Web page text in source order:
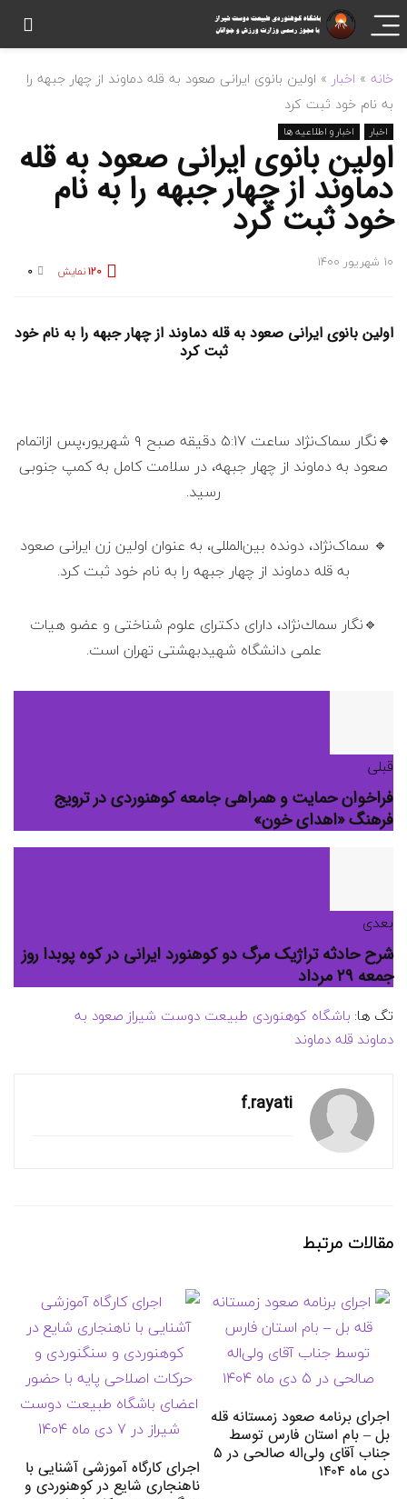
خانه » اخبار » اولین بانوی ایرانی صعود به قله دماوند از چهار جبهه را
به نام خود ثبت کرد
اخبار اخبار و اطلاعیه ها
اولین بانوی ایرانی صعود به قله
دماوند از چهار جبهه را به نام
خود ثبت کرد
10 شهریور 1400 120نمایش 0
اولین بانوی ایرانی صعود به قله دماوند از چهار جبهه را به نام خود
ثبت کرد
🔹نگار سماک‌نژاد ساعت ۵:۱۷ دقیقه صبح ۹ شهریور،پس ازاتمام
صعود به دماوند از چهار جبهه، در سلامت کامل به کمپ جنوبی
رسید.
🔹 سماک‌نژاد، دونده‌ بین‌المللی، به عنوان اولین زن ایرانی صعود
به قله دماوند از چهار جبهه را به نام خود ثبت کرد.
🔹نگار سماك‌نژاد، دارای دکترای علوم شناختی و عضو هیات
علمی دانشگاه شهیدبهشتی تهران است.
قبلی
فراخوان حمایت و همراهی جامعه کوهنوردی در ترویج
فرهنگ «اهدای خون»
بعدی
شرح حادثه تراژیک مرگ دو کوهنورد ایرانی در کوه پوبدا روز
جمعه ۲۹ مرداد
تگ ها: باشگاه کوهنوردی طبيعت دوست شيراز صعود به
دماوند قله دماوند
f.rayati
مقالات مرتبط
اجرای برنامه صعود زمستانه قله
بل – بام استان فارس توسط
جناب آقای ولی‌اله صالحی در ۵
دی ماه ۱۴۰۴
اجرای کارگاه آموزشی آشنایی با
ناهنجاری شایع در کوهنوردی و